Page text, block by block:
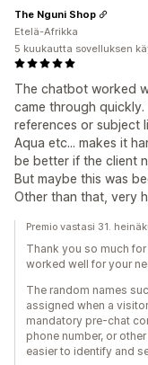
The chatbot worked
came through
references or subject
Aqua etc... makes it
be better if the client
But maybe this was
Other than that, very
The Nguni Shop
Etelä-Afrikka
5 kuukautta sovelluksen
Premio vastasi 31.
Thank you so much
worked well for your
The random names
assigned when a
mandatory pre-chat
phone number, or
easier to identify and